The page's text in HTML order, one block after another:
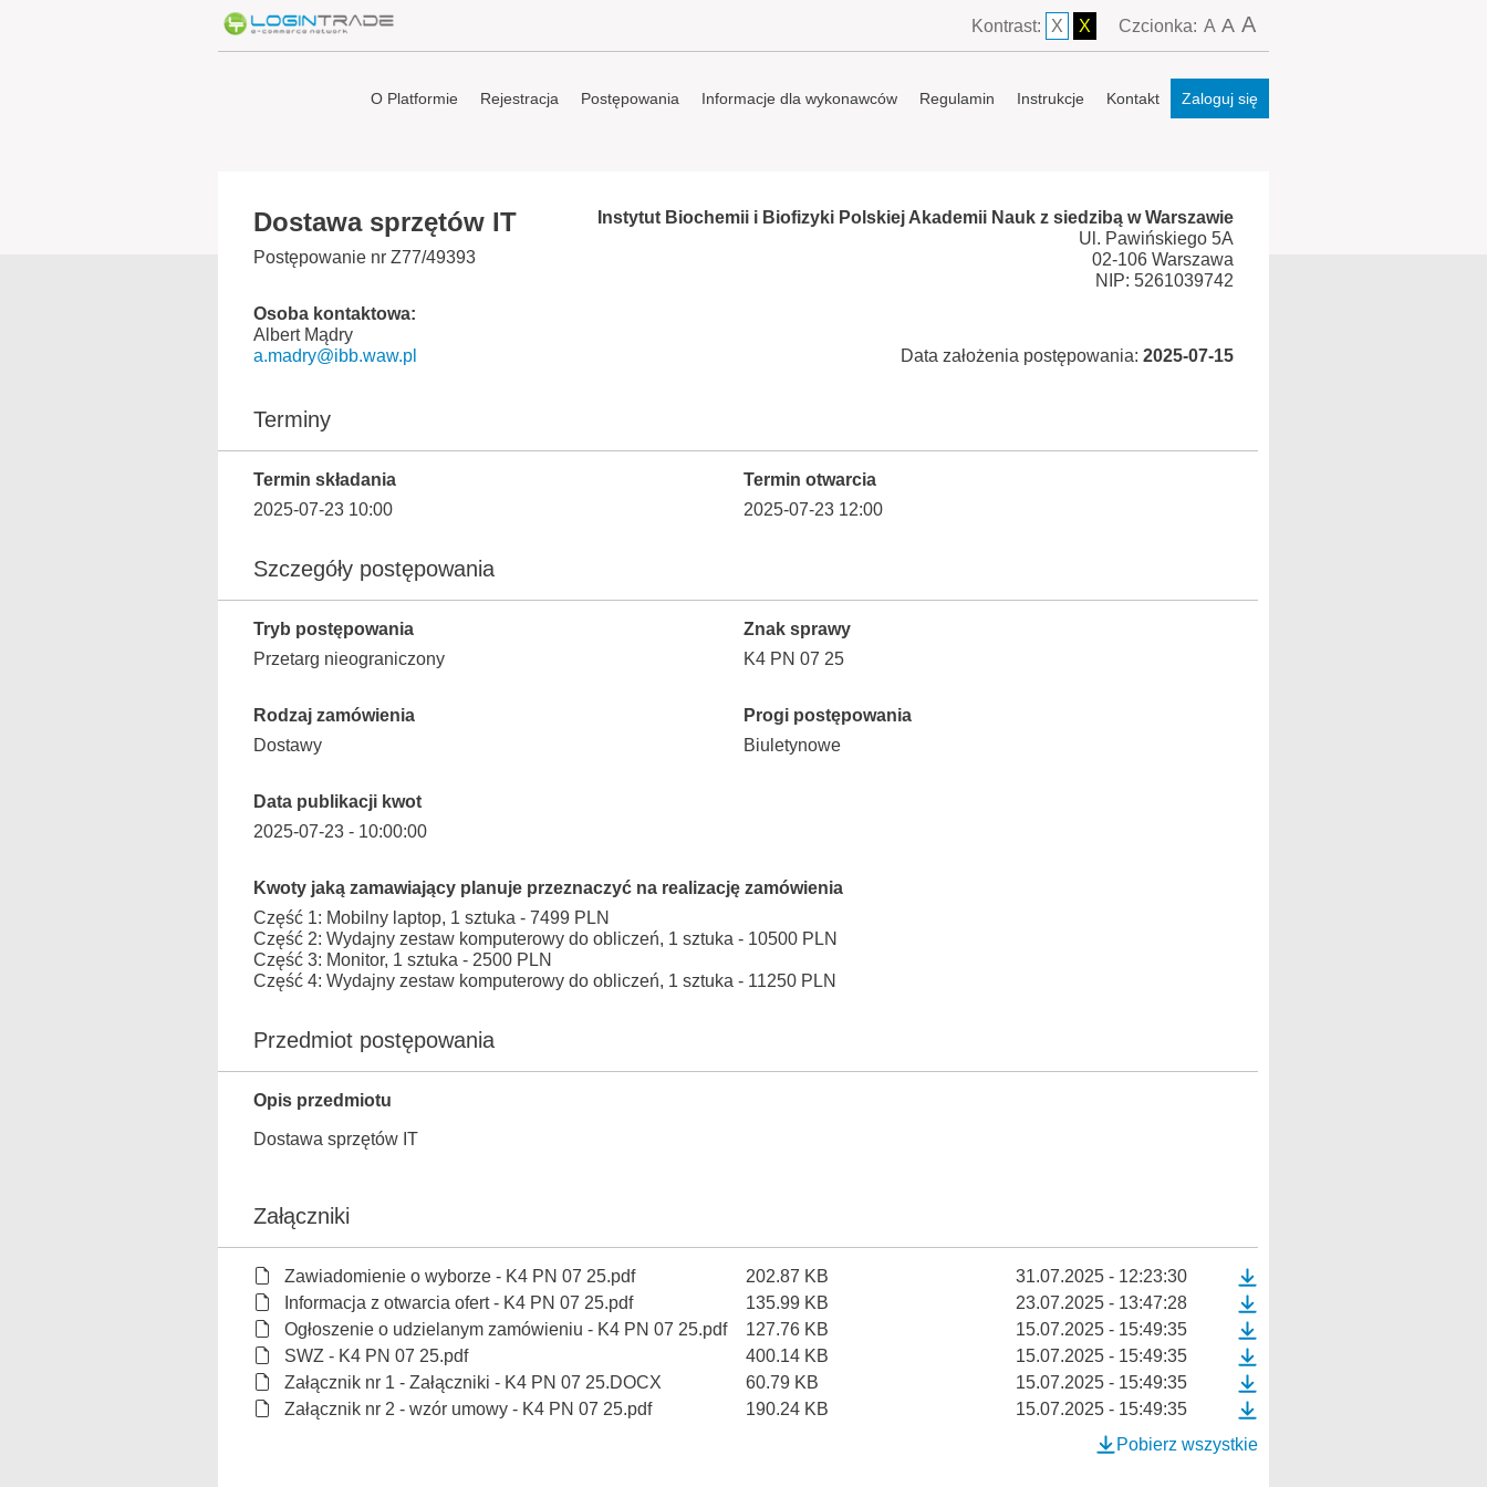
Kontrast: X X Czcionka: A A A
O Platformie Rejestracja Postępowania Informacje dla wykonawców Regulamin Instrukcje Kontakt Zaloguj się
Dostawa sprzętów IT
Postępowanie nr Z77/49393
Osoba kontaktowa:
Albert Mądry
a.madry@ibb.waw.pl
Instytut Biochemii i Biofizyki Polskiej Akademii Nauk z siedzibą w Warszawie
Ul. Pawińskiego 5A
02-106 Warszawa
NIP: 5261039742
Data założenia postępowania: 2025-07-15
Terminy
Termin składania
2025-07-23 10:00
Termin otwarcia
2025-07-23 12:00
Szczegóły postępowania
Tryb postępowania
Przetarg nieograniczony
Znak sprawy
K4 PN 07 25
Rodzaj zamówienia
Dostawy
Progi postępowania
Biuletynowe
Data publikacji kwot
2025-07-23 - 10:00:00
Kwoty jaką zamawiający planuje przeznaczyć na realizację zamówienia
Część 1: Mobilny laptop, 1 sztuka - 7499 PLN
Część 2: Wydajny zestaw komputerowy do obliczeń, 1 sztuka - 10500 PLN
Część 3: Monitor, 1 sztuka - 2500 PLN
Część 4: Wydajny zestaw komputerowy do obliczeń, 1 sztuka - 11250 PLN
Przedmiot postępowania
Opis przedmiotu
Dostawa sprzętów IT
Załączniki
Zawiadomienie o wyborze - K4 PN 07 25.pdf 202.87 KB
31.07.2025 - 12:23:30
Informacja z otwarcia ofert - K4 PN 07 25.pdf
135.99 KB
23.07.2025 - 13:47:28
Ogłoszenie o udzielanym zamówieniu - K4 PN 07 25.pdf
127.76 KB
15.07.2025 - 15:49:35
SWZ - K4 PN 07 25.pdf
400.14 KB
15.07.2025 - 15:49:35
Załącznik nr 1 - Załączniki - K4 PN 07 25.DOCX
60.79 KB
15.07.2025 - 15:49:35
Załącznik nr 2 - wzór umowy - K4 PN 07 25.pdf
190.24 KB
15.07.2025 - 15:49:35
Pobierz wszystkie